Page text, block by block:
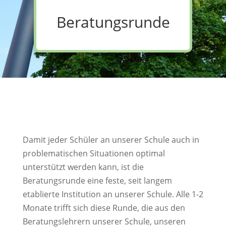
Beratungsrunde
Damit jeder Schüler an unserer Schule auch in
problematischen Situationen optimal
unterstützt werden kann, ist die
Beratungsrunde eine feste, seit langem
etablierte Institution an unserer Schule. Alle 1-2
Monate trifft sich diese Runde, die aus den
Beratungslehrern unserer Schule, unseren